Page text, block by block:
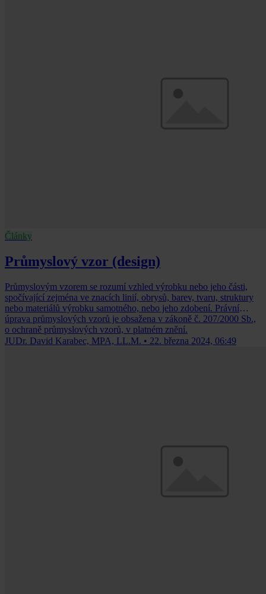
Články
Průmyslový vzor (design)
Průmyslovým vzorem se rozumí vzhled výrobku nebo jeho části,
spočívající zejména ve znacích linií, obrysů, barev, tvaru, struktury
nebo materiálů výrobku samotného, nebo jeho zdobení. Právní
úprava průmyslových vzorů je obsažena v zákoně č. 207/2000 Sb.,
o ochraně průmyslových vzorů, v platném znění.
JUDr. David Karabec, MPA, LL.M. • 22. března 2024, 06:49